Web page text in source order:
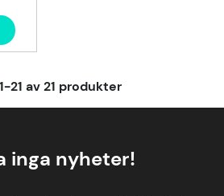
1-21 av21 produkter
inga nyheter!